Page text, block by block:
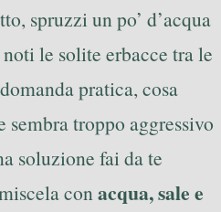
spruzzi un po’ d’acqua
le solite erbacce tra le
pratica, cosa
sembra troppo aggressivo
soluzione fai da te
conacqua, sale e